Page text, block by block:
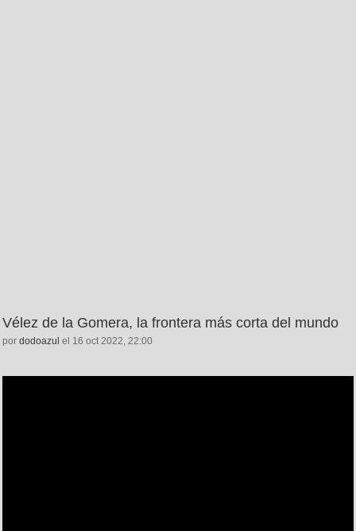
Vélez de la Gomera, la frontera más corta del mundo
por dodoazul el 16 oct 2022, 22:00